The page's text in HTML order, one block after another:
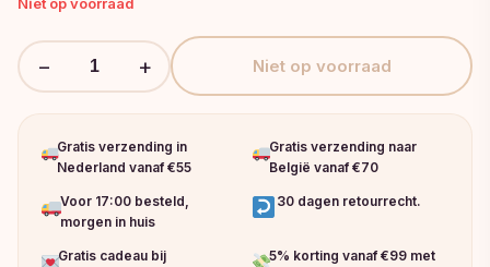
− + Niet op voorraad
Gratis verzending in
Nederland vanaf €55
Gratis verzending naar
België vanaf €70
Voor 17:00 besteld,
morgen in huis
30 dagen retourrecht.
Gratis cadeau bij
5% korting vanaf €99 met